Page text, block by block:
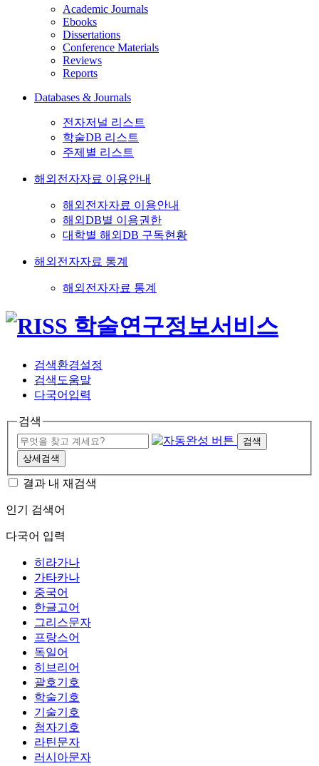
Academic Journals
Ebooks
Dissertations
Conference Materials
Reviews
Reports
Databases & Journals
전자저널 리스트
학술DB 리스트
주제별 리스트
해외전자자료 이용안내
해외전자자료 이용안내
해외DB별 이용권한
대학별 해외DB 구독현황
해외전자자료 통계
해외전자자료 통계
검색환경설정
검색도움말
다국어입력
검색
검색
상세검색
결과 내 재검색
인기 검색어
다국어 입력
히라가나
가타카나
중국어
한글고어
그리스문자
프랑스어
독일어
히브리어
괄호기호
학술기호
기술기호
첨자기호
라틴문자
러시아문자